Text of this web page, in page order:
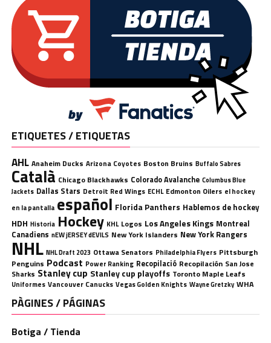
ETIQUETES / ETIQUETAS
AHL Anaheim Ducks Arizona Coyotes Boston Bruins Buffalo Sabres
Català Chicago Blackhawks Colorado Avalanche Columbus Blue
Jackets Dallas Stars Detroit Red Wings ECHL Edmonton Oilers el hockey
en la pantalla español Florida Panthers Hablemos de hockey
HDH Historia Hockey KHL Logos Los Angeles Kings Montreal
Canadiens nEW jERSEY dEVILS New York Islanders New York Rangers
NHL NHL Draft 2023 Ottawa Senators Philadelphia Flyers Pittsburgh
Penguins Podcast Power Ranking Recopilació Recopilación San Jose
Sharks Stanley cup Stanley cup playoffs Toronto Maple Leafs
Uniformes Vancouver Canucks Vegas Golden Knights Wayne Gretzky WHA
PÀGINES / PÁGINAS
Botiga / Tienda